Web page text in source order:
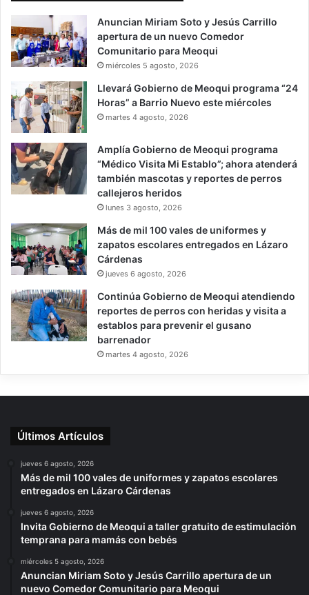
Anuncian Miriam Soto y Jesús Carrillo
apertura de un nuevo Comedor
Comunitario para Meoqui
miércoles 5 agosto, 2026
Llevará Gobierno de Meoqui programa “24
Horas” a Barrio Nuevo este miércoles
martes 4 agosto, 2026
Amplía Gobierno de Meoqui programa
“Médico Visita Mi Establo”; ahora atenderá
también mascotas y reportes de perros
callejeros heridos
lunes 3 agosto, 2026
Más de mil 100 vales de uniformes y
zapatos escolares entregados en Lázaro
Cárdenas
jueves 6 agosto, 2026
Continúa Gobierno de Meoqui atendiendo
reportes de perros con heridas y visita a
establos para prevenir el gusano
barrenador
martes 4 agosto, 2026
Últimos Artículos
jueves 6 agosto, 2026
Más de mil 100 vales de uniformes y zapatos escolares
entregados en Lázaro Cárdenas
jueves 6 agosto, 2026
Invita Gobierno de Meoqui a taller gratuito de estimulación
temprana para mamás con bebés
miércoles 5 agosto, 2026
Anuncian Miriam Soto y Jesús Carrillo apertura de un
nuevo Comedor Comunitario para Meoqui